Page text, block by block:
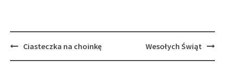
PostCiasteczka na choinkę Wesołych Świąt